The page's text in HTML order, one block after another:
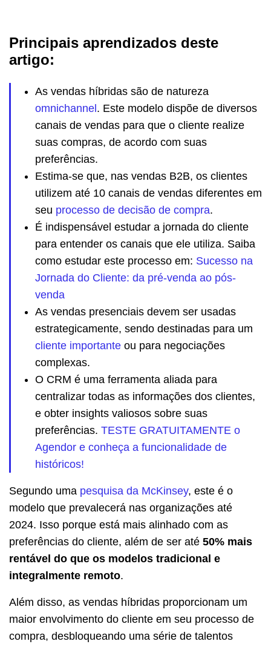
Principais aprendizados deste
artigo:
As vendas híbridas são de natureza
omnichannel. Este modelo dispõe de diversos
canais de vendas para que o cliente realize
suas compras, de acordo com suas
preferências.
Estima-se que, nas vendas B2B, os clientes
utilizem até 10 canais de vendas diferentes em
seu processo de decisão de compra.
É indispensável estudar a jornada do cliente
para entender os canais que ele utiliza. Saiba
como estudar este processo em: Sucesso na
Jornada do Cliente: da pré-venda ao pós-
venda
As vendas presenciais devem ser usadas
estrategicamente, sendo destinadas para um
cliente importante ou para negociações
complexas.
O CRM é uma ferramenta aliada para
centralizar todas as informações dos clientes,
e obter insights valiosos sobre suas
preferências. TESTE GRATUITAMENTE o
Agendor e conheça a funcionalidade de
históricos!
Segundo uma pesquisa da McKinsey, este é o
modelo que prevalecerá nas organizações até
2024. Isso porque está mais alinhado com as
preferências do cliente, além de ser até 50% mais
rentável do que os modelos tradicional e
integralmente remoto.
Além disso, as vendas híbridas proporcionam um
maior envolvimento do cliente em seu processo de
compra, desbloqueando uma série de talentos